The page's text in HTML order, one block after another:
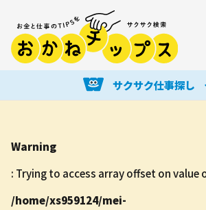
サクサク仕事探し
Warning
: Trying to access array offset on value
/home/xs959124/mei-